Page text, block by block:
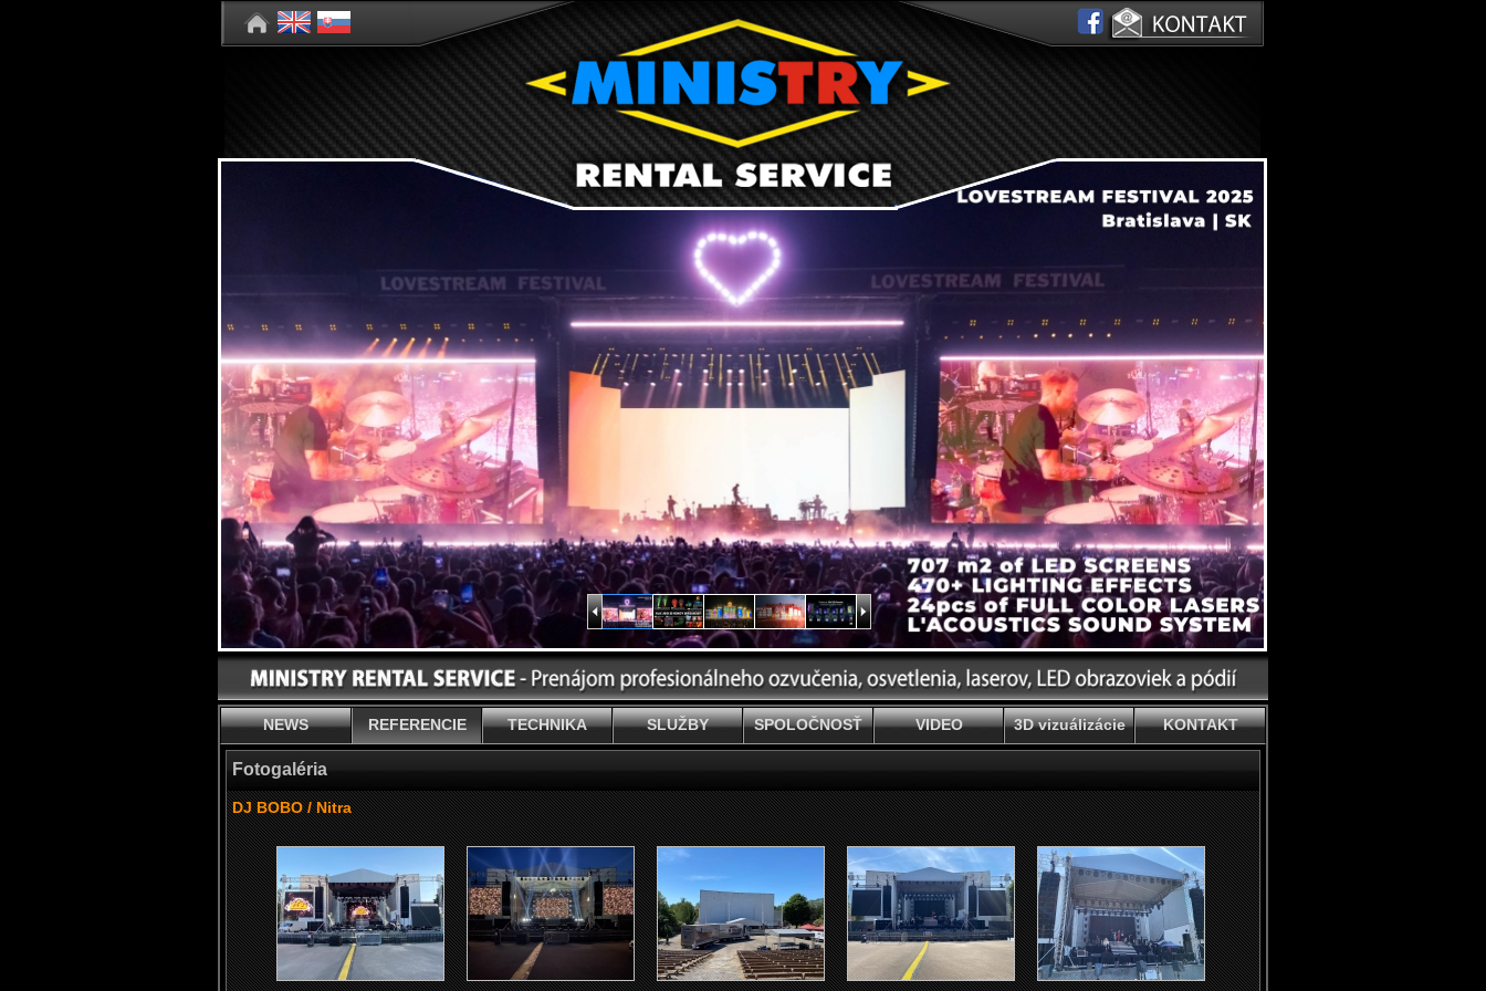
NEWS REFERENCIE TECHNIKA SLUŽBY SPOLOČNOSŤ VIDEO 3D vizuálizácie KONTAKT
Fotogaléria
DJ BOBO / Nitra